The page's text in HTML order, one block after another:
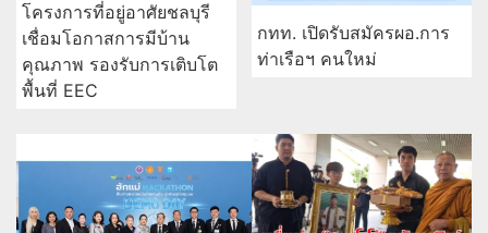
โครงการที่อยู่อาศัยชลบุรี
เชื่อมโอกาสการมีบ้าน
คุณภาพ รองรับการเติบโต
พื้นที่ EEC
กทท. เปิดรับสมัครผอ.การ
ท่าเรือฯ คนใหม่